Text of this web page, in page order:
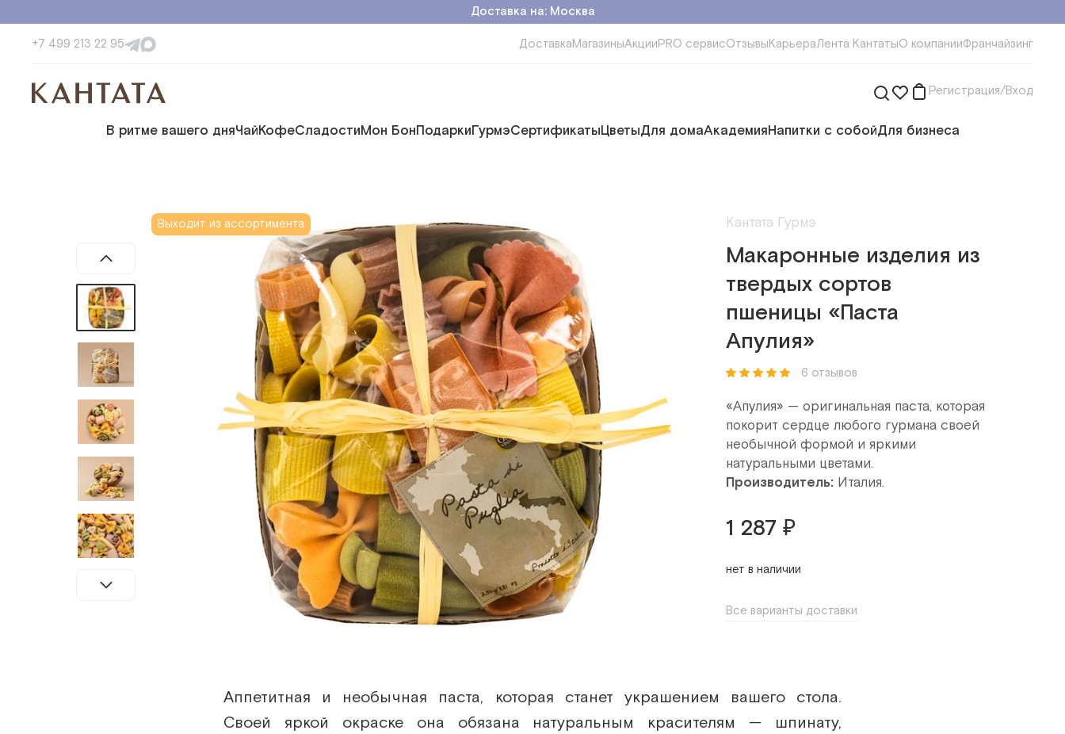
Доставка на: Москва
+7 499 213 22 95 ДоставкаМагазиныАкцииPRO сервисОтзывыКарьераЛента КантатыО компанииФранчайзинг
Регистрация/Вход
В ритме вашего дняЧайКофеСладостиМон БонПодаркиГурмэСертификатыЦветыДля домаАкадемияНапитки с собойДля бизнеса
Выходит из ассортимента Кантата Гурмэ
Макаронные изделия из
твердых сортов
пшеницы «Паста
Апулия»
6 отзывов
«Апулия» — оригинальная паста, которая
покорит сердце любого гурмана своей
необычной формой и яркими
натуральными цветами.
Производитель: Италия.
1 287 ₽
нет в наличии
Все варианты доставки
Аппетитная и необычная паста, которая станет украшением вашего стола.
Своей яркой окраске она обязана натуральным красителям — шпинату,